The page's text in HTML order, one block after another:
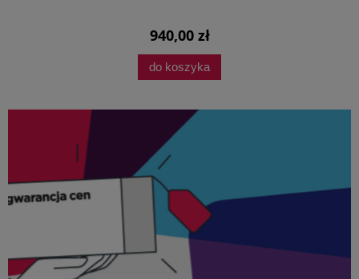
940,00 zł
do koszyka